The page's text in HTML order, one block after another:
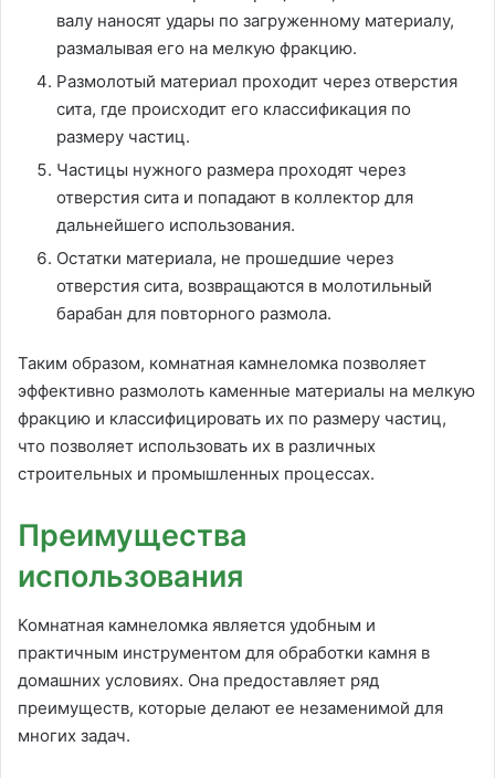
валу наносят удары по загруженному материалу,
размалывая его на мелкую фракцию.
Размолотый материал проходит через отверстия
сита, где происходит его классификация по
размеру частиц.
Частицы нужного размера проходят через
отверстия сита и попадают в коллектор для
дальнейшего использования.
Остатки материала, не прошедшие через
отверстия сита, возвращаются в молотильный
барабан для повторного размола.
Таким образом, комнатная камнеломка позволяет
эффективно размолоть каменные материалы на мелкую
фракцию и классифицировать их по размеру частиц,
что позволяет использовать их в различных
строительных и промышленных процессах.
Преимущества
использования
Комнатная камнеломка является удобным и
практичным инструментом для обработки камня в
домашних условиях. Она предоставляет ряд
преимуществ, которые делают ее незаменимой для
многих задач.